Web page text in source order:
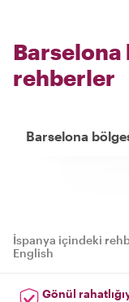
rehberler
Barselona
İspanya içindeki
English
Gönül